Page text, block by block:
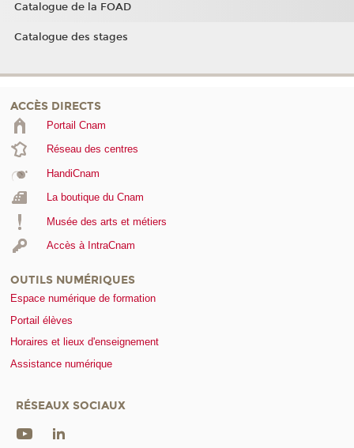
Catalogue de la FOAD
Catalogue des stages
ACCÈS DIRECTS
Portail Cnam
Réseau des centres
HandiCnam
La boutique du Cnam
Musée des arts et métiers
Accès à IntraCnam
OUTILS NUMÉRIQUES
Espace numérique de formation
Portail élèves
Horaires et lieux d'enseignement
Assistance numérique
RÉSEAUX SOCIAUX